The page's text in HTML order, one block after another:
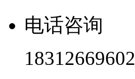
电话咨询
18312669602